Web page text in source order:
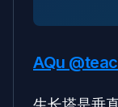
AQu